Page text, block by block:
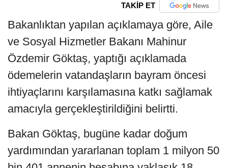
TAKİP ET
Bakanlıktan yapılan açıklamaya göre, Aile
ve Sosyal Hizmetler Bakanı Mahinur
Özdemir Göktaş, yaptığı açıklamada
ödemelerin vatandaşların bayram öncesi
ihtiyaçlarını karşılamasına katkı sağlamak
amacıyla gerçekleştirildiğini belirtti.
Bakan Göktaş, bugüne kadar doğum
yardımından yararlanan toplam 1 milyon 50